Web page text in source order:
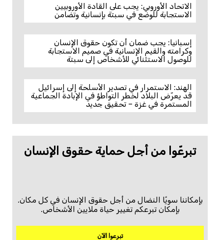
الاتحاد الأوروبي: يجب على القادة الأوروبيين
الاستجابة للوضع في سبتة بإنسانية وتضامن
إسبانيا: يجب ضمان أن تكون حقوق الإنسان
وكرامته والقيم الإنسانية في صميم الاستجابة
للوصول الاستثنائي للأشخاص إلى سبتة
الهند: الاستمرار في تصدير الأسلحة إلى إسرائيل
قد يعرّض البلاد لخطر التواطؤ في الإبادة الجماعية
المستمرة في غزة – تحقيق جديد
تبرعّوا من أجل حماية حقوق الإنسان
بإمكاننا سويًا النضال من أجل حقوق الإنسان في كل مكان.
بإمكان تبرعكم تغيير حياة ملايين الأشخاص.
تبرعوا الآن